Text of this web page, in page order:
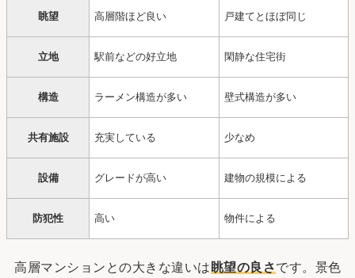
眺望 高層階ほど良い 戸建てとほぼ同じ
立地 駅前などの好立地 閑静な住宅街
構造 ラーメン構造が多い 壁式構造が多い
共有施設 充実している 少なめ
設備 グレードが高い 建物の規模による
防犯性 高い 物件による
高層マンションとの大きな違いは 眺望の良さです。景色